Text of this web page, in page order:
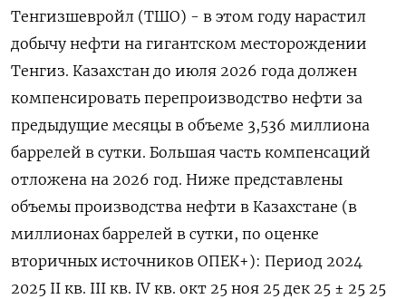
Тенгизшевройл (ТШО) - в этом году нарастил
добычу нефти на гигантском месторождении
Тенгиз. Казахстан до июля 2026 года должен
компенсировать перепроизводство нефти за
предыдущие месяцы в объеме 3,536 миллиона
баррелей в сутки. ‍Большая часть ‍компенсаций
отложена на 2026 год. Ниже представлены
объемы производства нефти в Казахстане (в
‍миллионах баррелей в сутки, по оценке
вторичных источников ОПЕК+): Период 2024
2025 II кв. III кв. IV кв. окт 25 ноя 25 дек 25 ± 25 25